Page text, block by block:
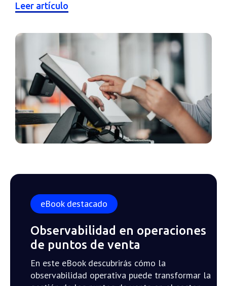
Leer artículo
eBook destacado
Observabilidad en operaciones
de puntos de venta
En este eBook descubrirás cómo la
observabilidad operativa puede transformar la